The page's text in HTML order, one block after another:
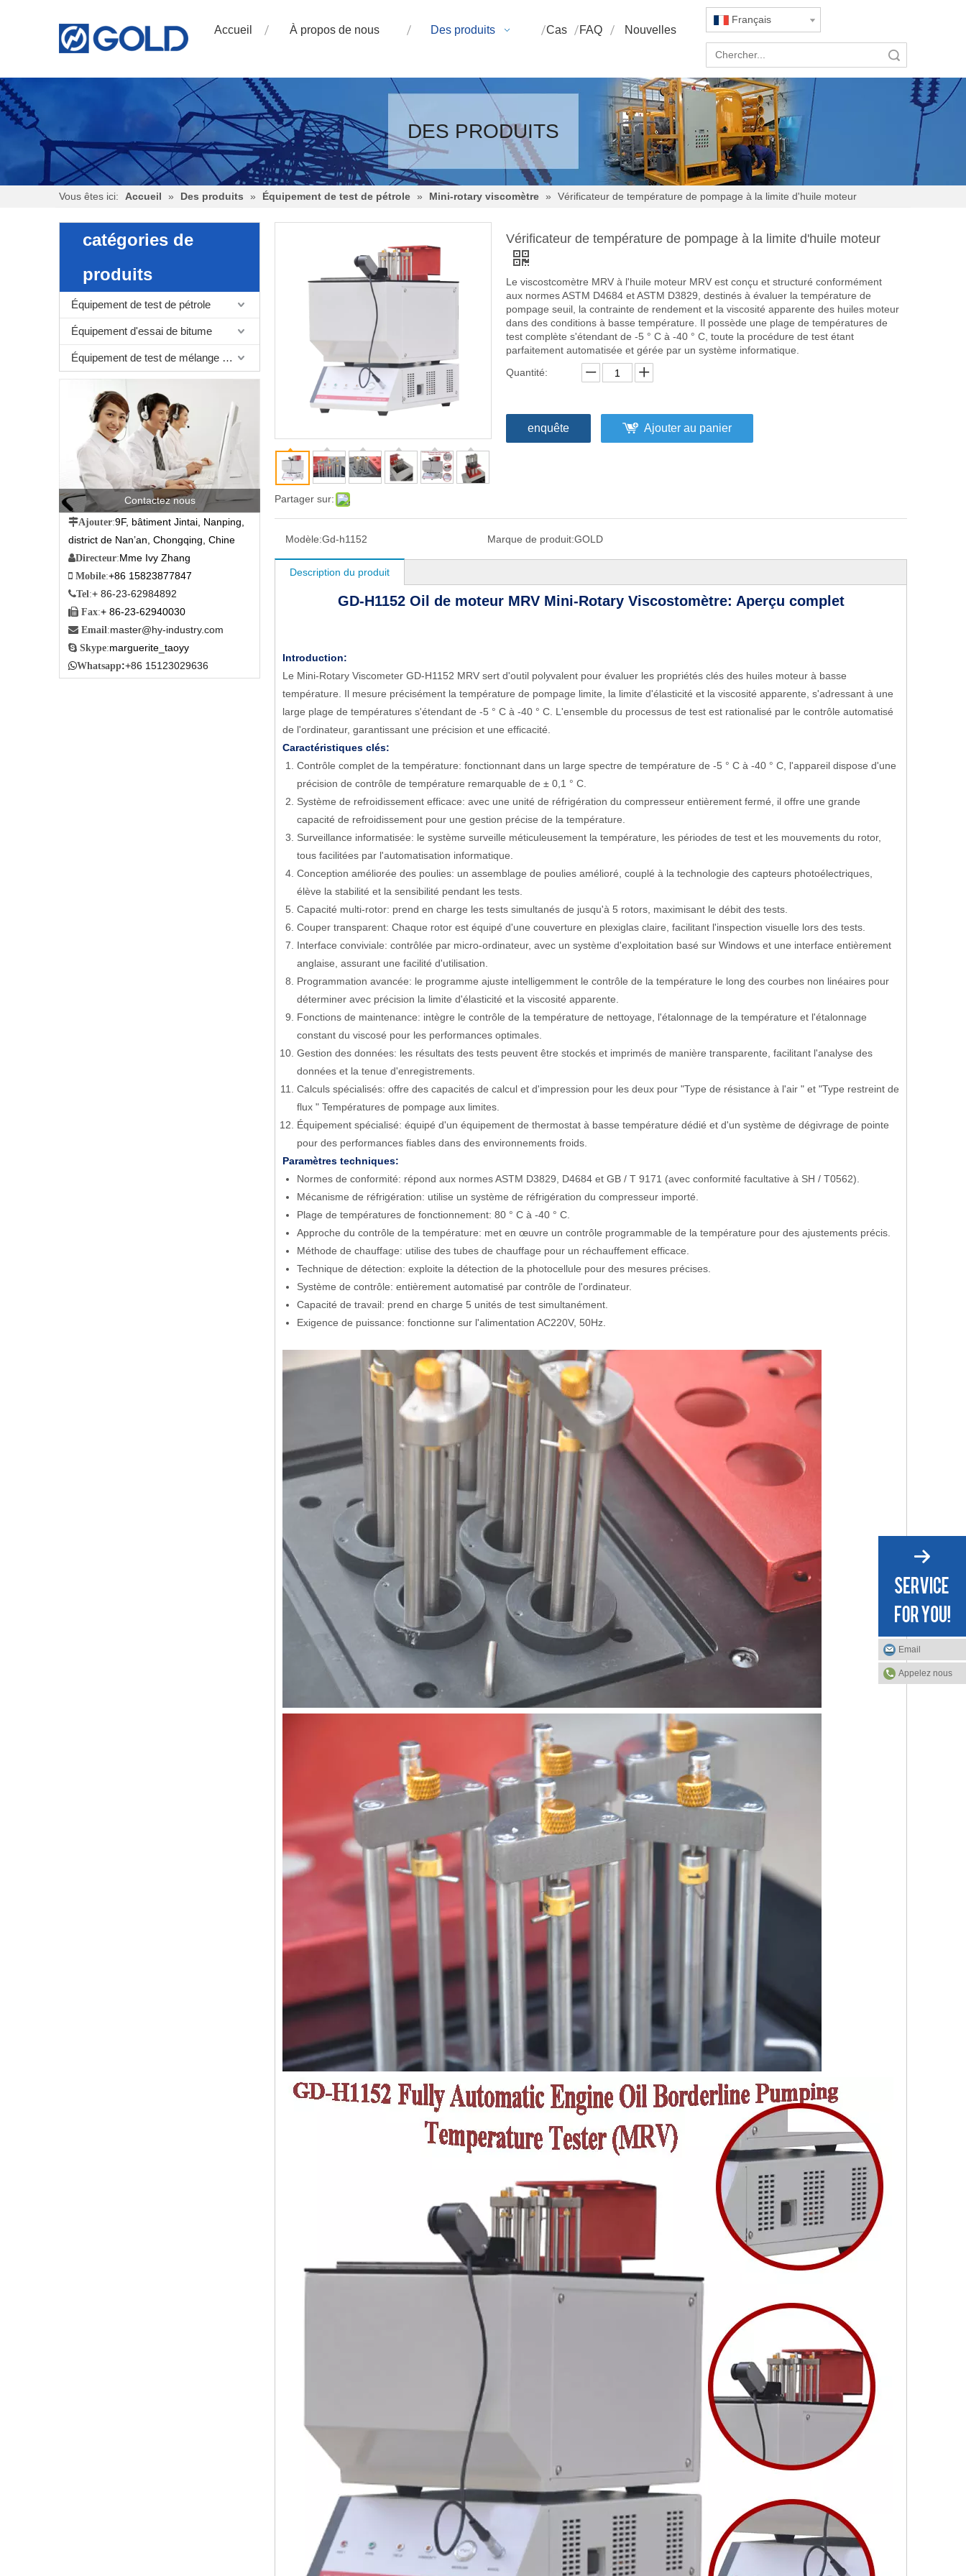
Accueil À propos de nous Des produits Cas FAQ Nouvelles
Français
DES PRODUITS
Vous êtes ici: Accueil » Des produits » Équipement de test de pétrole » Mini-rotary viscomètre » Vérificateur de température de pompage à la limite d'huile moteur
catégories de
produits
Équipement de test de pétrole
Équipement d'essai de bitume
Équipement de test de mélange bitumineux
Contactez nous
Ajouter:9F, bâtiment Jintai, Nanping,
district de Nan’an, Chongqing, Chine
Directeur:Mme Ivy Zhang
 Mobile:+86 15823877847
Tel :+ 86-23-62984892
 Fax:+ 86-23-62940030
 Email :master@hy-industry.com
 Skype:marguerite_taoyy
Whatsapp:+86 15123029636
Partager sur:
Vérificateur de température de pompage à la limite d'huile moteur
Le viscostcomètre MRV à l'huile moteur MRV est conçu et structuré conformément
aux normes ASTM D4684 et ASTM D3829, destinés à évaluer la température de
pompage seuil, la contrainte de rendement et la viscosité apparente des huiles moteur
dans des conditions à basse température. Il possède une plage de températures de
test complète s'étendant de -5 ° C à -40 ° C, toute la procédure de test étant
parfaitement automatisée et gérée par un système informatique.
Quantité:
enquête Ajouter au panier
Modèle:Gd-h1152 Marque de produit:GOLD
Description du produit
GD-H1152 Oil de moteur MRV Mini-Rotary Viscostomètre: Aperçu complet
Introduction:
Le Mini-Rotary Viscometer GD-H1152 MRV sert d'outil polyvalent pour évaluer les propriétés clés des huiles moteur à basse
température. Il mesure précisément la température de pompage limite, la limite d'élasticité et la viscosité apparente, s'adressant à une
large plage de températures s'étendant de -5 ° C à -40 ° C. L'ensemble du processus de test est rationalisé par le contrôle automatisé
de l'ordinateur, garantissant une précision et une efficacité.
Caractéristiques clés:
Contrôle complet de la température: fonctionnant dans un large spectre de température de -5 ° C à -40 ° C, l'appareil dispose d'une
précision de contrôle de température remarquable de ± 0,1 ° C.
Système de refroidissement efficace: avec une unité de réfrigération du compresseur entièrement fermé, il offre une grande
capacité de refroidissement pour une gestion précise de la température.
Surveillance informatisée: le système surveille méticuleusement la température, les périodes de test et les mouvements du rotor,
tous facilitées par l'automatisation informatique.
Conception améliorée des poulies: un assemblage de poulies amélioré, couplé à la technologie des capteurs photoélectriques,
élève la stabilité et la sensibilité pendant les tests.
Capacité multi-rotor: prend en charge les tests simultanés de jusqu'à 5 rotors, maximisant le débit des tests.
Couper transparent: Chaque rotor est équipé d'une couverture en plexiglas claire, facilitant l'inspection visuelle lors des tests.
Interface conviviale: contrôlée par micro-ordinateur, avec un système d'exploitation basé sur Windows et une interface entièrement
anglaise, assurant une facilité d'utilisation.
Programmation avancée: le programme ajuste intelligemment le contrôle de la température le long des courbes non linéaires pour
déterminer avec précision la limite d'élasticité et la viscosité apparente.
Fonctions de maintenance: intègre le contrôle de la température de nettoyage, l'étalonnage de la température et l'étalonnage
constant du viscosé pour les performances optimales.
Gestion des données: les résultats des tests peuvent être stockés et imprimés de manière transparente, facilitant l'analyse des
données et la tenue d'enregistrements.
Calculs spécialisés: offre des capacités de calcul et d'impression pour les deux pour "Type de résistance à l'air " et "Type restreint de
flux " Températures de pompage aux limites.
Équipement spécialisé: équipé d'un équipement de thermostat à basse température dédié et d'un système de dégivrage de pointe
pour des performances fiables dans des environnements froids.
Paramètres techniques:
Normes de conformité: répond aux normes ASTM D3829, D4684 et GB / T 9171 (avec conformité facultative à SH / T0562).
Mécanisme de réfrigération: utilise un système de réfrigération du compresseur importé.
Plage de températures de fonctionnement: 80 ° C à -40 ° C.
Approche du contrôle de la température: met en œuvre un contrôle programmable de la température pour des ajustements précis.
Méthode de chauffage: utilise des tubes de chauffage pour un réchauffement efficace.
Technique de détection: exploite la détection de la photocellule pour des mesures précises.
Système de contrôle: entièrement automatisé par contrôle de l'ordinateur.
Capacité de travail: prend en charge 5 unités de test simultanément.
Exigence de puissance: fonctionne sur l'alimentation AC220V, 50Hz.
Email
Appelez nous